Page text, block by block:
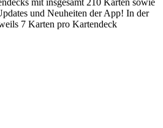
und Neuheiten der App! In der
7 Karten pro Kartendeck